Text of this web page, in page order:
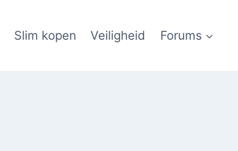
Slim kopen Veiligheid Forums